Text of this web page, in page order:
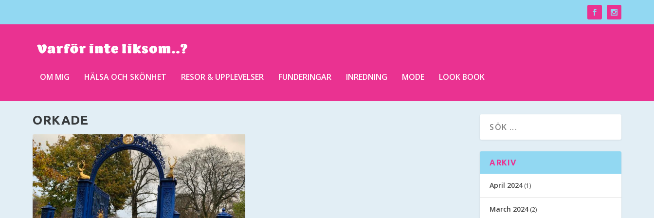
OM MIG HÄLSA OCH SKÖNHET RESOR & UPPLEVELSER FUNDERINGAR INREDNING MODE LOOK BOOK
ORKADE
ARKIV
April 2024 (1)
March 2024 (2)